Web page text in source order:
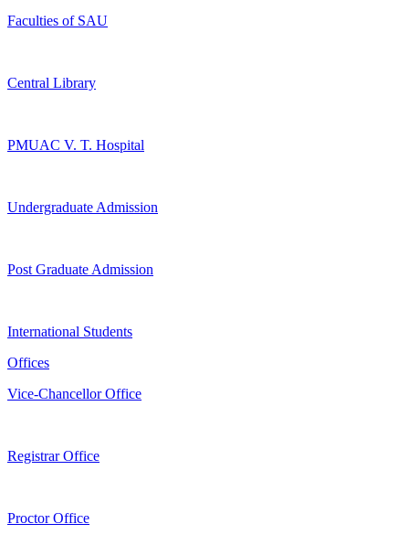
Faculties of SAU
Central Library
PMUAC V. T. Hospital
Undergraduate Admission
Post Graduate Admission
International Students
Offices
Vice-Chancellor Office
Registrar Office
Proctor Office